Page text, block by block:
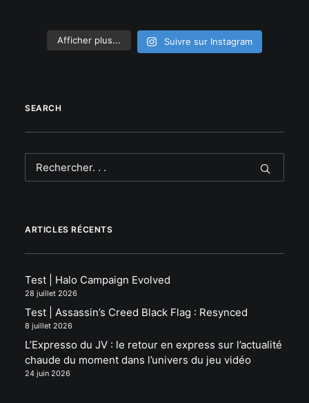
Afficher plus... Suivre sur Instagram
SEARCH
ARTICLES RÉCENTS
Test | Halo Campaign Evolved
28 juillet 2026
Test | Assassin’s Creed Black Flag : Resynced
8 juillet 2026
L’Expresso du JV : le retour en express sur l’actualité
chaude du moment dans l’univers du jeu vidéo
24 juin 2026